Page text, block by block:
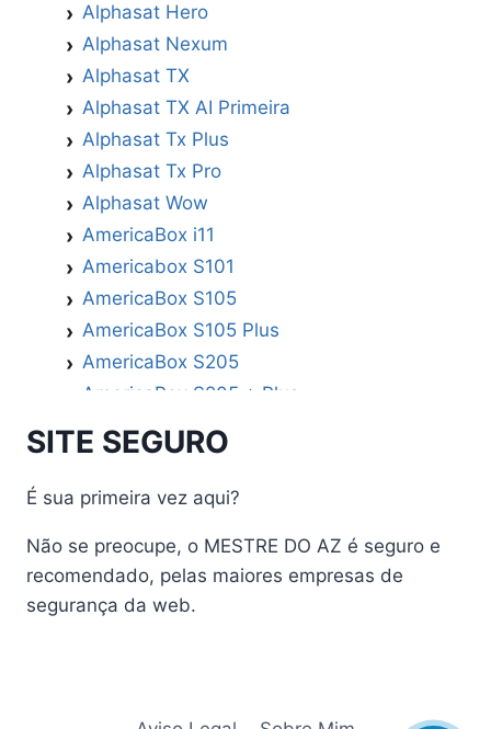
Alphasat Hero
Alphasat Nexum
Alphasat TX
Alphasat TX AI Primeira
Alphasat Tx Plus
Alphasat Tx Pro
Alphasat Wow
AmericaBox i11
Americabox S101
AmericaBox S105
AmericaBox S105 Plus
AmericaBox S205
AmericaBox S205 + Plus
AmericaBox S305 GX
AmericaBox S305 Plus
AmericaBox S705
Athomics
Athomics Active Express Primeira
Athomics Eon UHD
SITE SEGURO
É sua primeira vez aqui?
Não se preocupe, o MESTRE DO AZ é seguro e
recomendado, pelas maiores empresas de
segurança da web.